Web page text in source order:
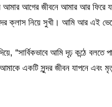
আমার আগের জীবনে আমার আর
ক্লাস নিয়ে সুখী। আমি আর এই
“সার্বিকভাবে আমি দৃঢ় কন্ঠে
আমাকে একটি সুন্দর জীবন যাপনে